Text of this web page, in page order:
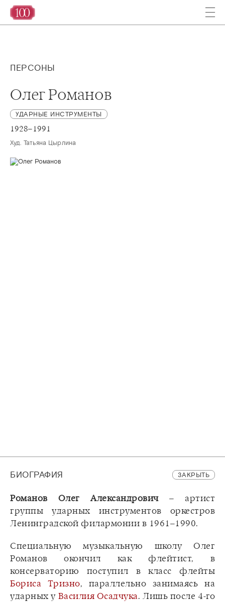
ПЕРСОНЫ
Олег Романов
УДАРНЫЕ ИНСТРУМЕНТЫ
1928–1991
Худ. Татьяна Цырлина
БИОГРАФИЯ ЗАКРЫТЬ
Романов Олег Александрович– артист
группы ударных инструментов оркестров
Ленинградской филармонии в 1961–1990.
Специальную музыкальную школу Олег
Романов окончил как флейтист, в
консерваторию поступил в класс флейты
Бориса Тризно, параллельно занимаясь на
ударных у Василия Осадчука. Лишь после 4-го